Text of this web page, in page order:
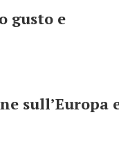
gusto e
sull’Europa